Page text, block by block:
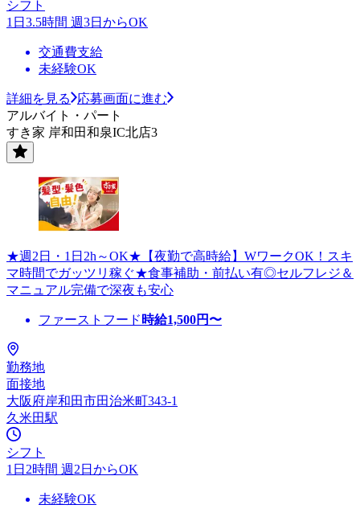
シフト
1日3.5時間 週3日からOK
交通費支給
未経験OK
詳細を見る
応募画面に進む
アルバイト・パート
すき家 岸和田和泉IC北店3
★週2日・1日2h～OK★【夜勤で高時給】WワークOK！スキ
マ時間でガッツリ稼ぐ★食事補助・前払い有◎セルフレジ＆
マニュアル完備で深夜も安心
ファーストフード 時給1,500円〜
勤務地
面接地
大阪府岸和田市田治米町343-1
久米田駅
シフト
1日2時間 週2日からOK
未経験OK